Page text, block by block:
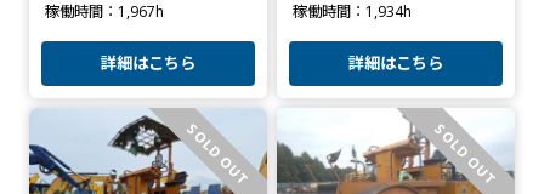
稼働時間
1,967h
詳細はこちら
稼働時間
1,934h
詳細はこちら
SOLD OUT SOLD OUT